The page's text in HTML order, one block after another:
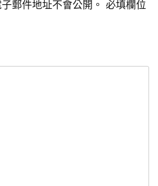
郵件地址不會公開。 必填欄位